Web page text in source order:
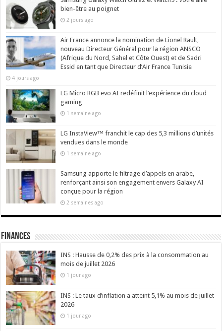
bien-être au poignet
2 jours ago
Air France annonce la nomination de Lionel Rault,
nouveau Directeur Général pour la région ANSCO
(Afrique du Nord, Sahel et Côte Ouest) et de Sadri
Essid en tant que Directeur d’Air France Tunisie
4 jours ago
LG Micro RGB evo AI redéfinit l’expérience du cloud
gaming
1 semaine ago
LG InstaView™ franchit le cap des 5,3 millions d’unités
vendues dans le monde
1 semaine ago
Samsung apporte le filtrage d’appels en arabe,
renforçant ainsi son engagement envers Galaxy AI
conçue pour la région
2 semaines ago
Finances
INS : Hausse de 0,2% des prix à la consommation au
mois de juillet 2026
1 jour ago
INS : Le taux d’inflation a atteint 5,1% au mois de juillet
2026
1 jour ago